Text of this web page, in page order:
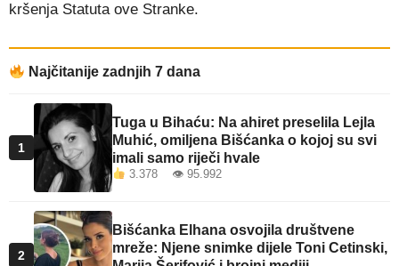
kršenja Statuta ove Stranke.
Najčitanije zadnjih 7 dana
1
Tuga u Bihaću: Na ahiret preselila Lejla
Muhić, omiljena Bišćanka o kojoj su svi
imali samo riječi hvale
3.378 👁 95.992
2
Bišćanka Elhana osvojila društvene
mreže: Njene snimke dijele Toni Cetinski,